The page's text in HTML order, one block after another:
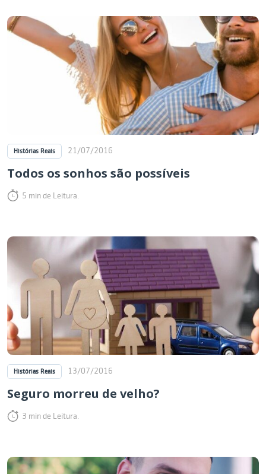
Histórias Reais 21/07/2016
Todos os sonhos são possíveis
5 min de Leitura.
Histórias Reais 13/07/2016
Seguro morreu de velho?
3 min de Leitura.